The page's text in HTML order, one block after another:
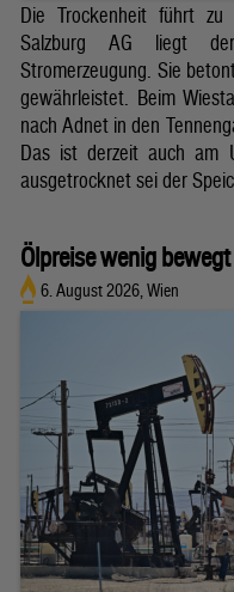
Die Trockenheit führt
Salzburg AG liegt
Stromerzeugung. Sie
gewährleistet. Beim
nach Adnet in den
Das ist derzeit auch am
ausgetrocknet sei der
Ölpreise wenig bewegt
6. August 2026, Wien